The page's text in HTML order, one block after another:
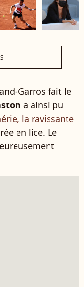
Garros fait le
a ainsi pu
la ravissante
en lice. Le